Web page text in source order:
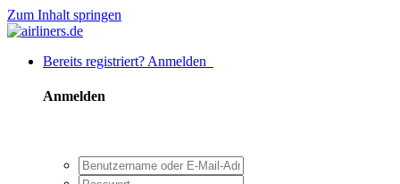
Zum Inhalt springen
Bereits registriert? Anmelden
Anmelden